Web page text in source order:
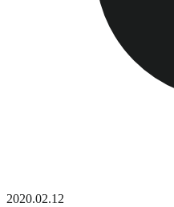
2020.02.12